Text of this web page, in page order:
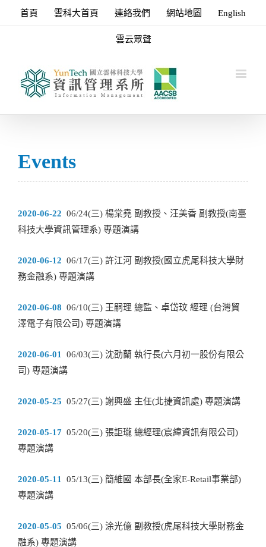
首頁 雲科大首頁 連絡我們 網站地圖 English
雲云眾聲
Events
2020-06-22 06/24(三) 楊棠堯 副教授、汪美香 副教授(南臺
科技大學資訊管理系) 專題演講
2020-06-12 06/17(三) 許江河 副教授(國立虎尾科技大學財
務金融系) 專題演講
2020-06-08 06/10(三) 王嗣理 總監、卓岱玟 經理 (台灣貿
澤電子有限公司) 專題演講
2020-06-01
06/03(三) 沈劭蘭 執行長(六月初一股份有限公
司) 專題演講
2020-05-25 05/27(三) 謝興盛 主任(北捷資訊處) 專題演講
2020-05-17 05/20(三) 張詎瓏 總經理(宸緯資訊有限公司)
專題演講
2020-05-11
05/13(三) 簡維國 本部長(全家E-Retail事業部)
專題演講
2020-05-05 05/06(三) 涂光億 副教授(虎尾科技大學財務金
融系) 專題演講